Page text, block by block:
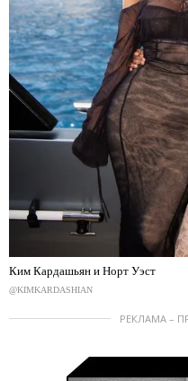
Ким Кардашьян и Норт Уэст
@KIMKARDASHIAN
РЕКЛАМА –